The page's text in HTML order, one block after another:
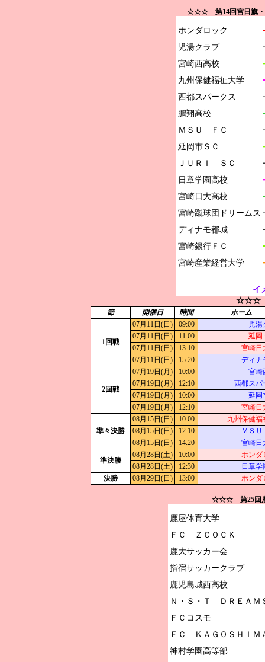
☆☆☆ 第14回宮日旗・
ホンダロック
児湯クラブ
宮崎西高校
九州保健福祉大学
西都スパークス
鵬翔高校
ＭＳＵ　ＦＣ
延岡市ＳＣ
ＪＵＲＩ　ＳＣ
日章学園高校
宮崎日大高校
宮崎蹴球団ドリームス
ディナモ都城
宮崎銀行ＦＣ
イ
☆☆☆
節 開催日 時間 ホーム
1回戦
07月11日(日) 09:00
児湯
07月11日(日)
11:00
延岡
07月11日(日)
13:10
宮崎日
07月11日(日)
15:20 ディナ
2回戦
07月19日(月) 10:00
宮崎
07月19日(月)
12:10
西都スパ
07月19日(月)
10:00
延岡
07月19日(月)
12:10 宮崎日
準々決勝
08月15日(日) 10:00
九州保健福
08月15日(日)
12:10
ＭＳ
08月15日(日)
14:20 宮崎日
準決勝
08月28日(土) 10:00
ホンダ
08月28日(土)
12:30
日章学
決勝
08月29日(日) 13:00 ホンダ
☆☆☆ 第25回
鹿屋体育大学
ＦＣ　ＺＣＯＣＫ
鹿大サッカー会
指宿サッカークラブ
鹿児島城西高校
Ｎ・Ｓ・Ｔ　ＤＲＥＡＭ
ＦＣコスモ
ＦＣ　ＫＡＧＯＳＨＩＭ
神村学園高等部